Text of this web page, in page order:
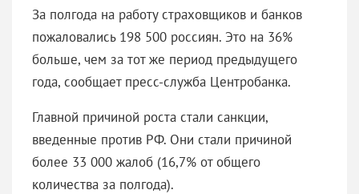
За полгода на работу страховщиков и банков
пожаловались 198 500 россиян. Это на 36%
больше, чем за тот же период предыдущего
года, сообщает пресс-служба Центробанка.
Главной причиной роста стали санкции,
введенные против РФ. Они стали причиной
более 33 000 жалоб (16,7% от общего
количества за полгода).